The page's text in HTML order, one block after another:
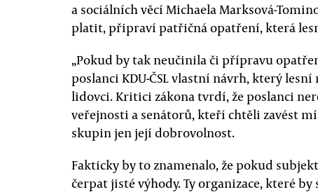
a sociálních věcí Michaela Marksová-
platit, připraví patřičná opatření, která
„Pokud by tak neučinila či přípravu
poslanci KDU-ČSL vlastní návrh, který
lidovci. Kritici zákona tvrdí, že poslanci
veřejnosti a senátorů, kteří chtěli zavést
skupin jen její dobrovolnost.
Fakticky by to znamenalo, že pokud
čerpat jisté výhody. Ty organizace, které